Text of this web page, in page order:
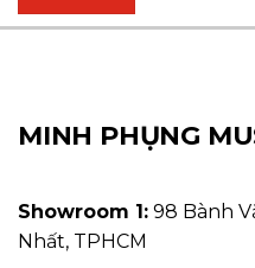
MINH PHỤNG
Showroom 1: 98 Bành
Nhất, TPHCM